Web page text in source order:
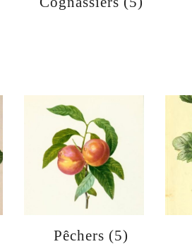
Pêchers (5)